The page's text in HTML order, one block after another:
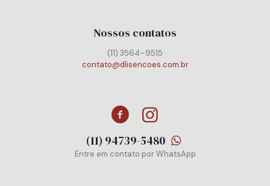
Nossos contatos
(11) 3564–9515
contato@dlisencoes.com.br
(11) 94739-5480
Entre em contato por WhatsApp